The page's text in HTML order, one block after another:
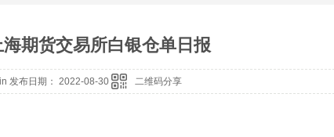
期货交易所白银仓单日报
发布日期： 2022-08-30 二维码分享